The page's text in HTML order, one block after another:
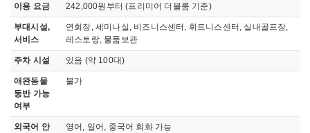
이용 요금 242,000원부터 (프리미어 더블룸 기준)
부대시설,
서비스
연회장, 세미나실, 비즈니스센터, 휘트니스센터, 실내골프장,
레스토랑, 물품보관
주차 시설 있음 (약 100대)
애완동물
동반 가능
여부
불가
외국어 안
영어, 일어, 중국어 회화 가능